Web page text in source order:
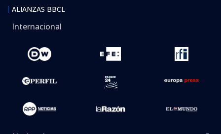
ALIANZAS BBCL
Internacional